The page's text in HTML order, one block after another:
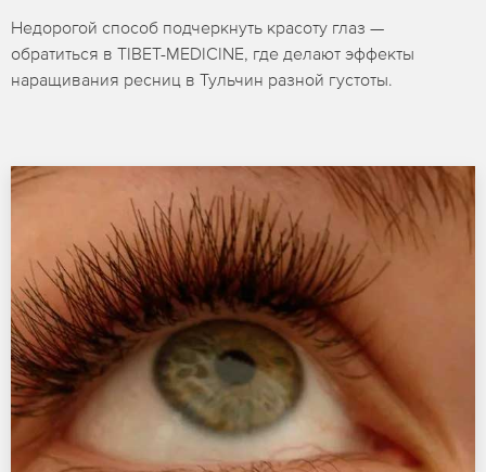
Недорогой способ подчеркнуть красоту глаз —
обратиться в TIBET-MEDICINE, где делают эффекты
наращивания ресниц в Тульчин разной густоты.